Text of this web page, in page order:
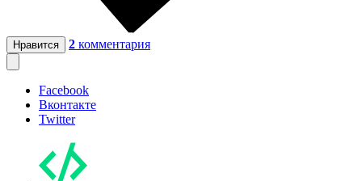
Нравится 2 комментария
Facebook
Вконтакте
Twitter